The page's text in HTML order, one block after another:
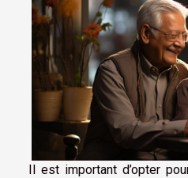
Il est important d’opter